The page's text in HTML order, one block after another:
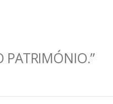
PATRIMÓNIO.”